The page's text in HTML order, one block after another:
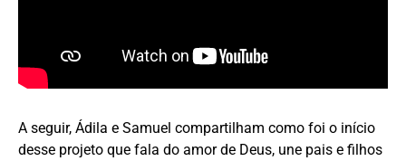
A seguir, Ádila e Samuel compartilham como foi o início
desse projeto que fala do amor de Deus, une pais e filhos